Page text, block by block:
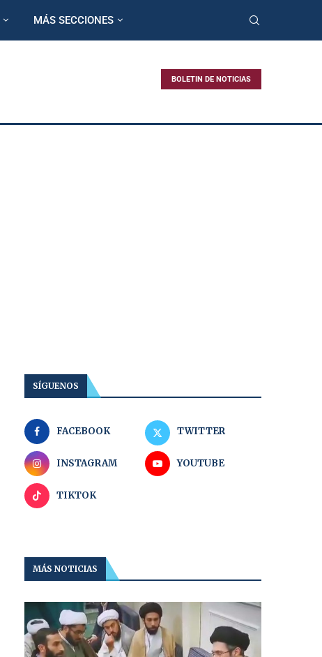
MÁS SECCIONES
BOLETIN DE NOTICIAS
SÍGUENOS
FACEBOOK TWITTER
INSTAGRAM YOUTUBE
TIKTOK
MÁS NOTICIAS